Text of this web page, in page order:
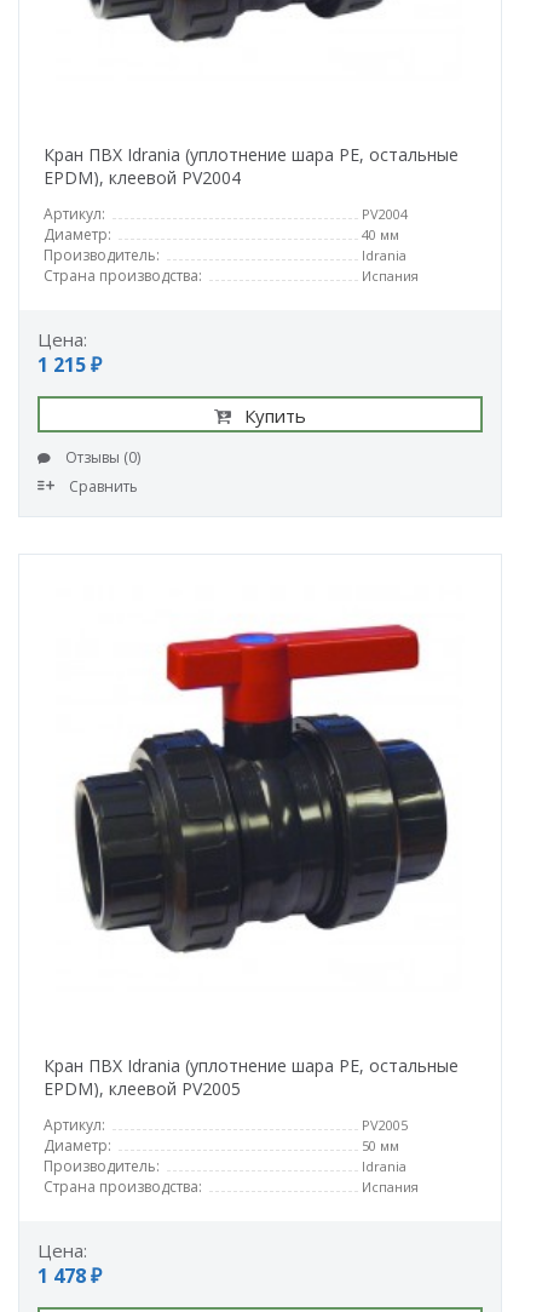
Кран ПВХ Idrania (уплотнение шара PE, остальные
EPDM), клеевой PV2004
Артикул: PV2004
Диаметр: 40 мм
Производитель: Idrania
Страна производства: Испания
Цена:
1 215 ₽
Купить
Отзывы (0)
Сравнить
Кран ПВХ Idrania (уплотнение шара PE, остальные
EPDM), клеевой PV2005
Артикул: PV2005
Диаметр: 50 мм
Производитель: Idrania
Страна производства: Испания
Цена:
1 478 ₽